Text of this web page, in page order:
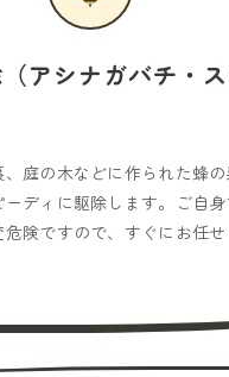
アシナガバチ・
庭の木などに作られた蜂の
ーディに駆除します。ご自
険ですので、すぐにお任せ